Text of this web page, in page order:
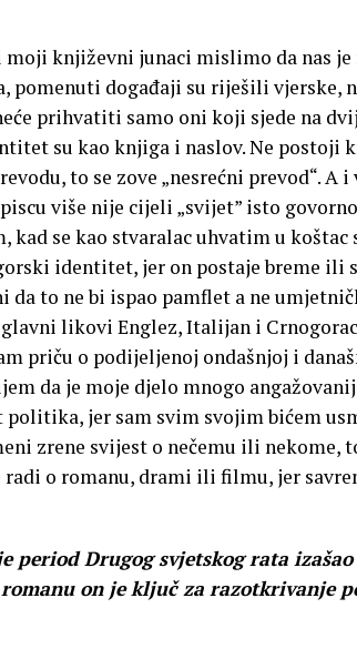
književni junaci mislimo da nas je
pomenuti događaji su riješili vjerske,
prihvatiti samo oni koji sjede na
su kao knjiga i naslov. Ne postoji
to se zove „nesrećni prevod“. A
više nije cijeli „svijet” isto
se kao stvaralac uhvatim u koštac
identitet, jer on postaje breme
to ne bi ispao pamflet a ne
likovi Englez, Italijan i
priču o podijeljenoj ondašnjoj i
da je moje djelo mnogo
politika, jer sam svim svojim bićem
zrene svijest o nečemu ili nekome,
radi o romanu, drami ili filmu, jer
period Drugog svjetskog rata
romanu on je ključ za razotkrivanje